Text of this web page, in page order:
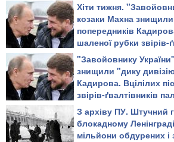
Хіти тижня.
козаки Махна
попередників
шаленої рубки звірів-
живцем або повільно
шматки
"Завойовнику
знищили "дику
Кадирова. Вцілілих
звірів-ґвалтівників
повільно рубали на
З архіву ПУ. Штучний
блокадному
мільйони обдурених і